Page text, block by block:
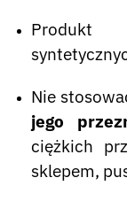
Produkt
Nie
jego
ciężkich
sklepem,